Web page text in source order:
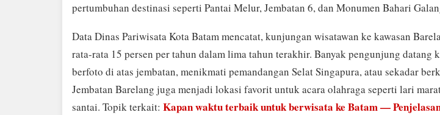
pertumbuhan destinasi seperti Pantai Melur, Jembatan 6, dan Monumen Bahari
Data Dinas Pariwisata Kota Batam mencatat, kunjungan wisatawan ke kawasan
rata-rata 15 persen per tahun dalam lima tahun terakhir. Banyak pengunjung datang
berfoto di atas jembatan, menikmati pemandangan Selat Singapura, atau sekadar
Jembatan Barelang juga menjadi lokasi favorit untuk acara olahraga seperti lari
santai. Topik terkait: Kapan waktu terbaik untuk berwisata ke Batam —